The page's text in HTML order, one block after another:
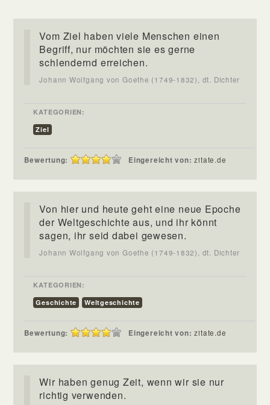
Vom Ziel haben viele Menschen einen
Begriff, nur möchten sie es gerne
schlendernd erreichen.
Johann Wolfgang von Goethe (1749-1832), dt. Dichter
KATEGORIEN:
Ziel
Bewertung: Eingereicht von:zitate.de
Von hier und heute geht eine neue Epoche
der Weltgeschichte aus, und ihr könnt
sagen, ihr seid dabei gewesen.
Johann Wolfgang von Goethe (1749-1832), dt. Dichter
KATEGORIEN:
Geschichte
Weltgeschichte
Bewertung: Eingereicht von:zitate.de
Wir haben genug Zeit, wenn wir sie nur
richtig verwenden.